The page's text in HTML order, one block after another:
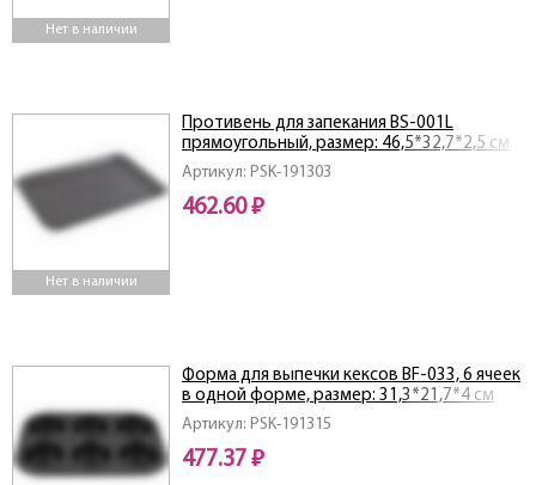
Нет в наличии
Нет в наличии
Артикул: PSK-191303
Противень для запекания BS-001L
прямоугольный, размер: 46,5*32,7*2,5 см
462.60 ₽
Артикул: PSK-191315
Форма для выпечки кексов BF-033, 6 ячеек
в одной форме, размер: 31,3*21,7*4 см
477.37 ₽